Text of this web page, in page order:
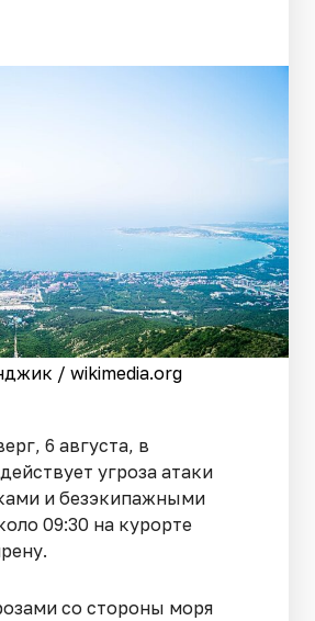
/ wikimedia.org
6 августа, в
угроза атаки
и безэкипажными
09:30 на курорте
со стороны моря